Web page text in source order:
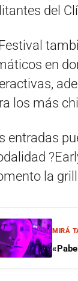
del
en
los más
entradas
la
MIRÁ